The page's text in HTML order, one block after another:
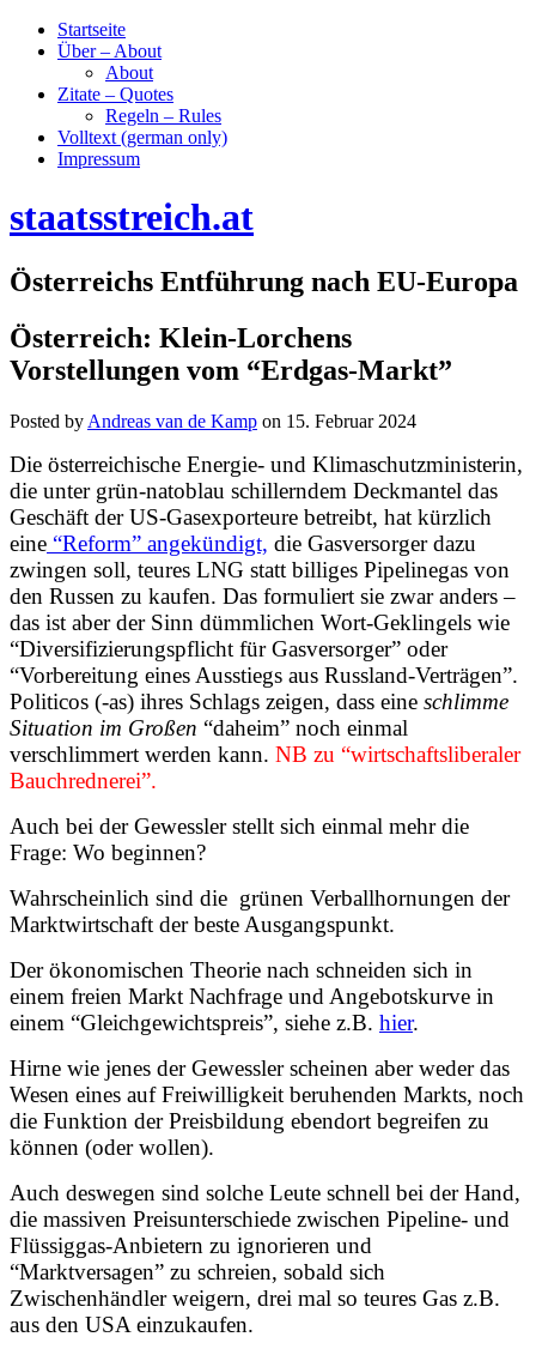
Startseite
Über – About
About
Zitate – Quotes
Regeln – Rules
Volltext (german only)
Impressum
staatsstreich.at
Österreichs Entführung nach EU-Europa
Österreich: Klein-Lorchens
Vorstellungen vom “Erdgas-Markt”
Posted by Andreas van de Kamp on 15. Februar 2024
Die österreichische Energie- und Klimaschutzministerin,
die unter grün-natoblau schillerndem Deckmantel das
Geschäft der US-Gasexporteure betreibt, hat kürzlich
eine “Reform” angekündigt, die Gasversorger dazu
zwingen soll, teures LNG statt billiges Pipelinegas von
den Russen zu kaufen. Das formuliert sie zwar anders –
das ist aber der Sinn dümmlichen Wort-Geklingels wie
“Diversifizierungspflicht für Gasversorger” oder
“Vorbereitung eines Ausstiegs aus Russland-Verträgen”.
Politicos (-as) ihres Schlags zeigen, dass eine schlimme
Situation im Großen “daheim” noch einmal
verschlimmert werden kann. NB zu “wirtschaftsliberaler
Bauchrednerei”.
Auch bei der Gewessler stellt sich einmal mehr die
Frage: Wo beginnen?
Wahrscheinlich sind die grünen Verballhornungen der
Marktwirtschaft der beste Ausgangspunkt.
Der ökonomischen Theorie nach schneiden sich in
einem freien Markt Nachfrage und Angebotskurve in
einem “Gleichgewichtspreis”, siehe z.B. hier.
Hirne wie jenes der Gewessler scheinen aber weder das
Wesen eines auf Freiwilligkeit beruhenden Markts, noch
die Funktion der Preisbildung ebendort begreifen zu
können (oder wollen).
Auch deswegen sind solche Leute schnell bei der Hand,
die massiven Preisunterschiede zwischen Pipeline- und
Flüssiggas-Anbietern zu ignorieren und
“Marktversagen” zu schreien, sobald sich
Zwischenhändler weigern, drei mal so teures Gas z.B.
aus den USA einzukaufen.